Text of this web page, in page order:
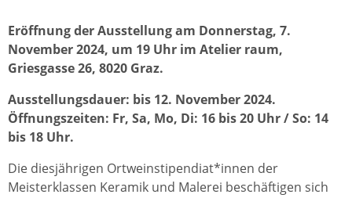
Eröffnung der Ausstellung am Donnerstag, 7.
November 2024, um 19 Uhr im Atelier raum,
Griesgasse 26, 8020 Graz.
Ausstellungsdauer: bis 12. November 2024.
Öffnungszeiten: Fr, Sa, Mo, Di: 16 bis 20 Uhr / So: 14
bis 18 Uhr.
Die diesjährigen Ortweinstipendiat*innen der
Meisterklassen Keramik und Malerei beschäftigen sich